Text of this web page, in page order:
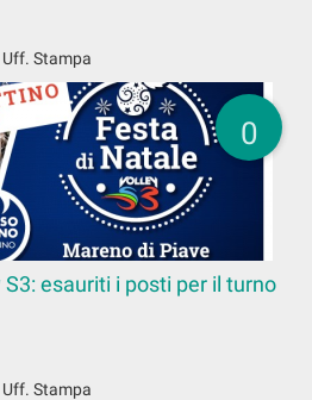
Stampa
0
esauriti i posti per il turno
Stampa